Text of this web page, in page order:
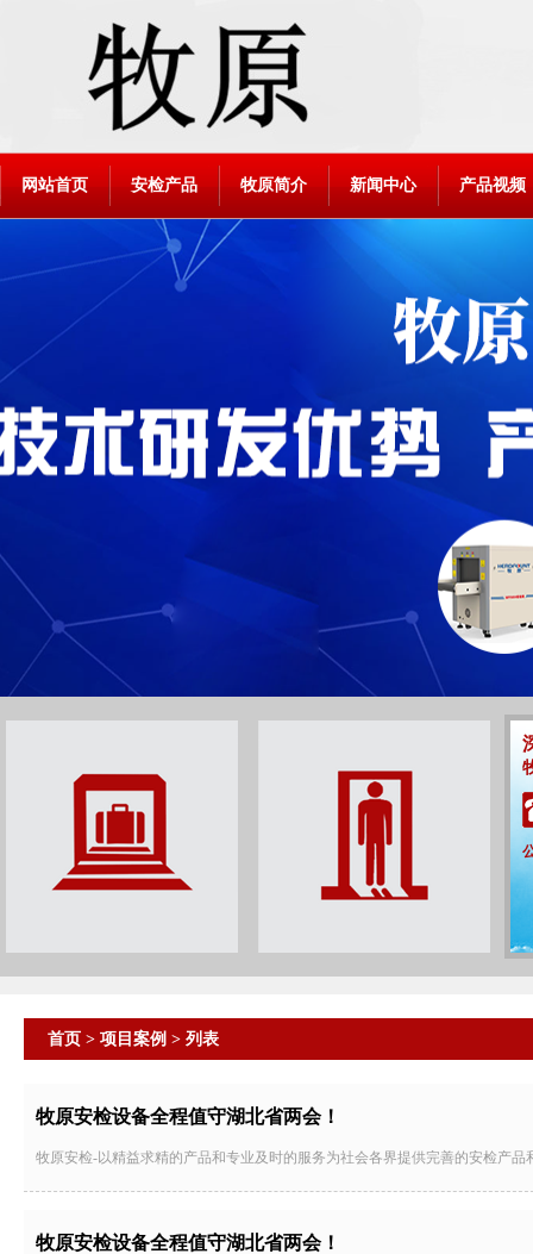
网站首页 安检产品 牧原简介 新闻中心 产品视频
首页 > 项目案例 > 列表
牧原安检设备全程值守湖北省两会！
牧原安检-以精益求精的产品和专业及时的服务为社会各界提供完善的安检产
牧原安检设备全程值守湖北省两会！